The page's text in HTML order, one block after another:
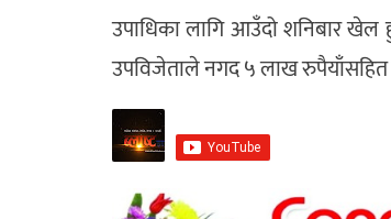
उपाधिका लागि आउँदो शनिबार
उपविजेताले नगद ५ लाख रुपैयाँसहित